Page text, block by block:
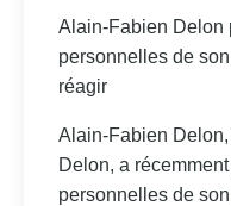
Alain-Fabien Delon
personnelles de
réagir
Alain-Fabien
Delon, a
personnelles de